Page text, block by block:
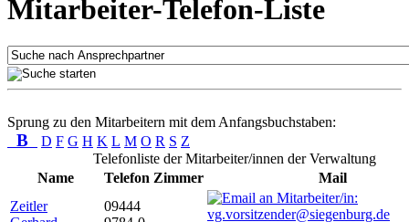
Mitarbeiter-Telefon-Liste
Sprung zu den Mitarbeitern mit dem Anfangsbuchstaben:
B D F G H K L M O R S Z
Telefonliste der Mitarbeiter/innen der Verwaltung
Name
Telefon Zimmer
Mail
Zeitler
09444